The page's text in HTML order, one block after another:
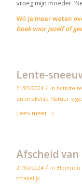
vroeg mijn moeder.
Wil je meer weten
boek voor jezelf of
Lente-
21/03/2024 / in
en smakelijk, Natuur is
Lees meer
Afscheid
21/02/2024 / in Bloemen
smakelijk